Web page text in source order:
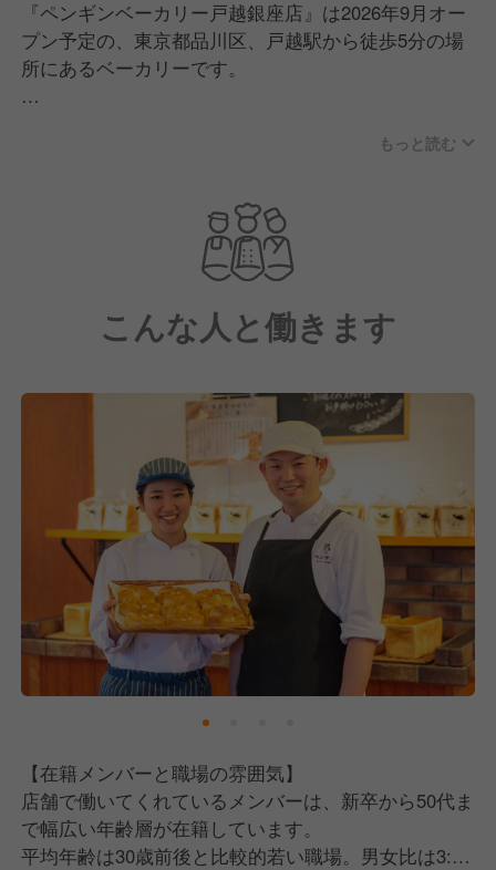
『ペンギンベーカリー戸越銀座店』は2026年9月オー
プン予定の、東京都品川区、戸越駅から徒歩5分の場
所にあるベーカリーです。
のお店ではありますが、都内別店舗の初オープン日の
もたくさんの方々にご利用いただいています。
これからも、町の皆さまの暮らしに寄り添うパン屋さ
んを目指していき、ふと立ち寄るだけで気持ちがあた
たかくなる、そんな「友だち」のような存在でありた
いと考えています。
ため、一緒にお店を盛り上げていただける仲間を募集
もっと読む
こんな人と働きます
【在籍メンバーと職場の雰囲気】
店舗で働いてくれているメンバーは、新卒から50代ま
で幅広い年齢層が在籍しています。
平均年齢は30歳前後と比較的若い職場。男女比は3:7